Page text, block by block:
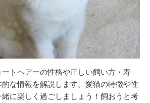
トヘアーの性格や正しい飼い方・寿
な情報を解説します。愛猫の特徴や性
に楽しく過ごしましょう！飼おうと考